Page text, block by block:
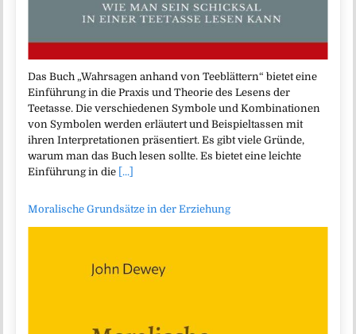
Das Buch „Wahrsagen anhand von Teeblättern“ bietet eine
Einführung in die Praxis und Theorie des Lesens der
Teetasse. Die verschiedenen Symbole und Kombinationen
von Symbolen werden erläutert und Beispieltassen mit
ihren Interpretationen präsentiert. Es gibt viele Gründe,
warum man das Buch lesen sollte. Es bietet eine leichte
Einführung in die [...]
Moralische Grundsätze in der Erziehung